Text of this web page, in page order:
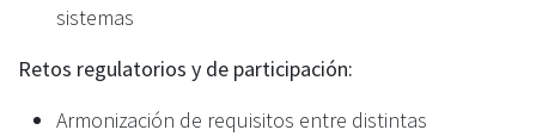
sistemas
Retos regulatorios y de participación:
Armonización de requisitos entre distintas